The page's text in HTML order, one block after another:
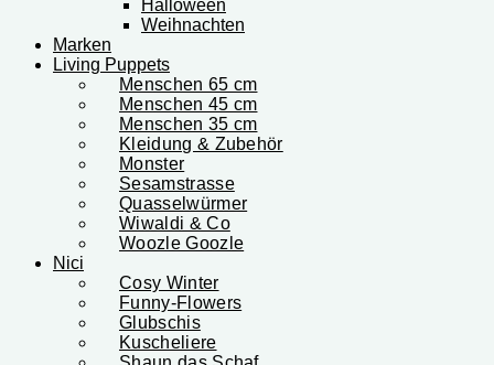
Halloween
Weihnachten
Marken
Living Puppets
Menschen 65 cm
Menschen 45 cm
Menschen 35 cm
Kleidung & Zubehör
Monster
Sesamstrasse
Quasselwürmer
Wiwaldi & Co
Woozle Goozle
Nici
Cosy Winter
Funny-Flowers
Glubschis
Kuscheliere